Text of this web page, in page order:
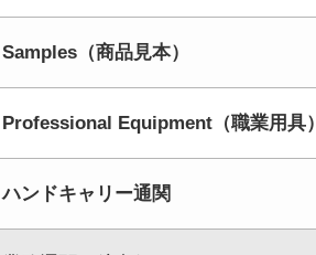
Samples（商品見本）
Professional Equipment（職業用具）
ハンドキャリー通関